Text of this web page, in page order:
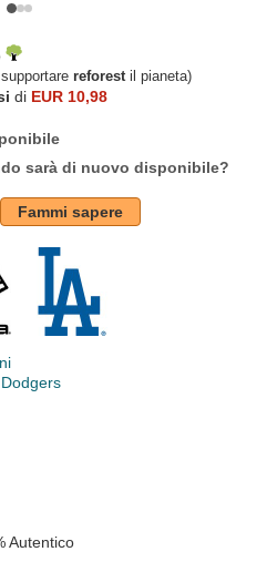
reforestil pianeta)
di EUR 10,98
sarà di nuovo disponibile?
Fammi sapere
Autentico